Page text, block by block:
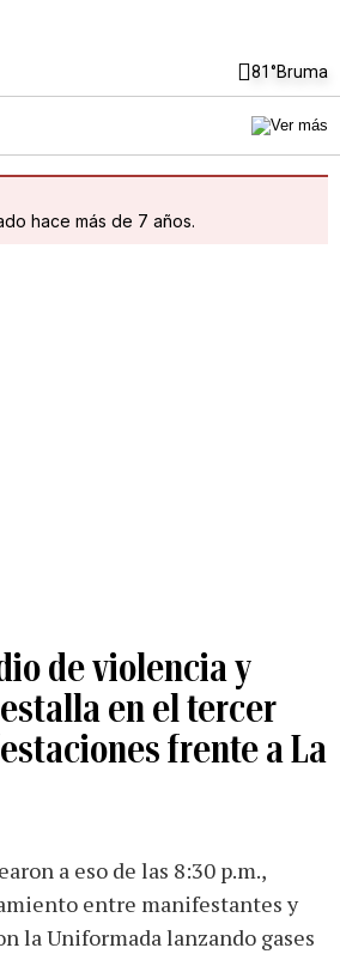
81°Bruma
hace más de 7 años.
de violencia y
en el tercer
frente a La
a eso de las 8:30 p.m.,
entre manifestantes y
la Uniformada lanzando gases